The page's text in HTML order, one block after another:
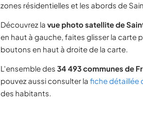
zones résidentielles et les abords de
Découvrez la vue photo satellite de
en haut à gauche, faites glisser la carte
boutons en haut à droite de la carte.
L'ensemble des 34 493 communes de
pouvez aussi consulter la fiche détaillée
des habitants.